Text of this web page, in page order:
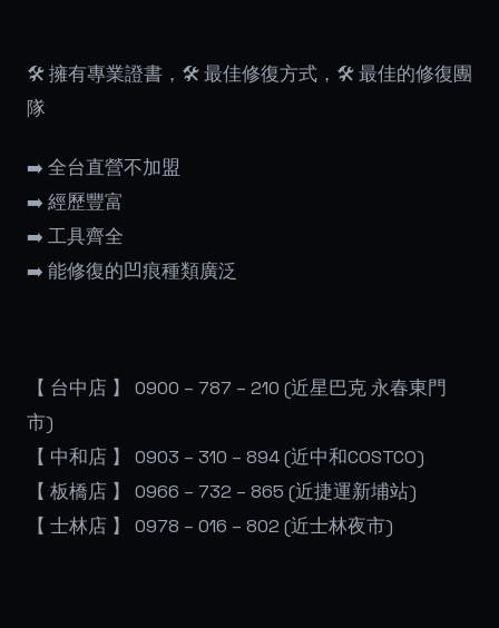
🛠擁有專業證書， 🛠最佳修復方式， 🛠最佳的修復團
隊
➡️ 全台直營不加盟
➡️ 經歷豐富
➡️ 工具齊全
➡️ 能修復的凹痕種類廣泛
【 台中店 】 0900 – 787 – 210 (近星巴克 永春東門
市)
【 中和店 】 0903 – 310 – 894 (近中和COSTCO)
【 板橋店 】 0966 – 732 – 865 (近捷運新埔站)
【 士林店 】 0978 – 016 – 802 (近士林夜市)